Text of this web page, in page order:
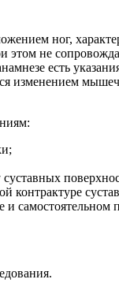
ног,
не
есть
изменением
контрактуре
и самостоятельном